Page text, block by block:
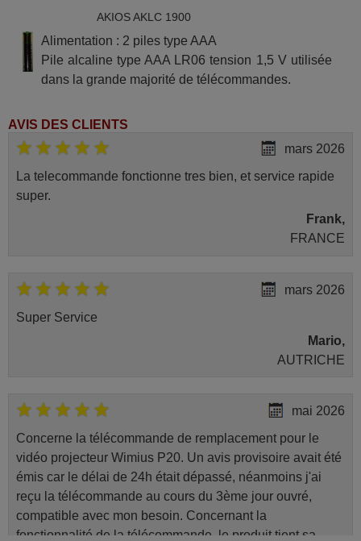
AKIOS AKLC 1900
Alimentation : 2 piles type AAA
Pile alcaline type AAA LR06 tension 1,5 V utilisée
dans la grande majorité de télécommandes.
AVIS DES CLIENTS
mars 2026
La telecommande fonctionne tres bien, et service rapide
super.
Frank,
FRANCE
mars 2026
Super Service
Mario,
AUTRICHE
mai 2026
Concerne la télécommande de remplacement pour le
vidéo projecteur Wimius P20. Un avis provisoire avait été
émis car le délai de 24h était dépassé, néanmoins j'ai
reçu la télécommande au cours du 3ème jour ouvré,
compatible avec mon besoin. Concernant la
fonctionnalité de la télécommande, le produit tient sa